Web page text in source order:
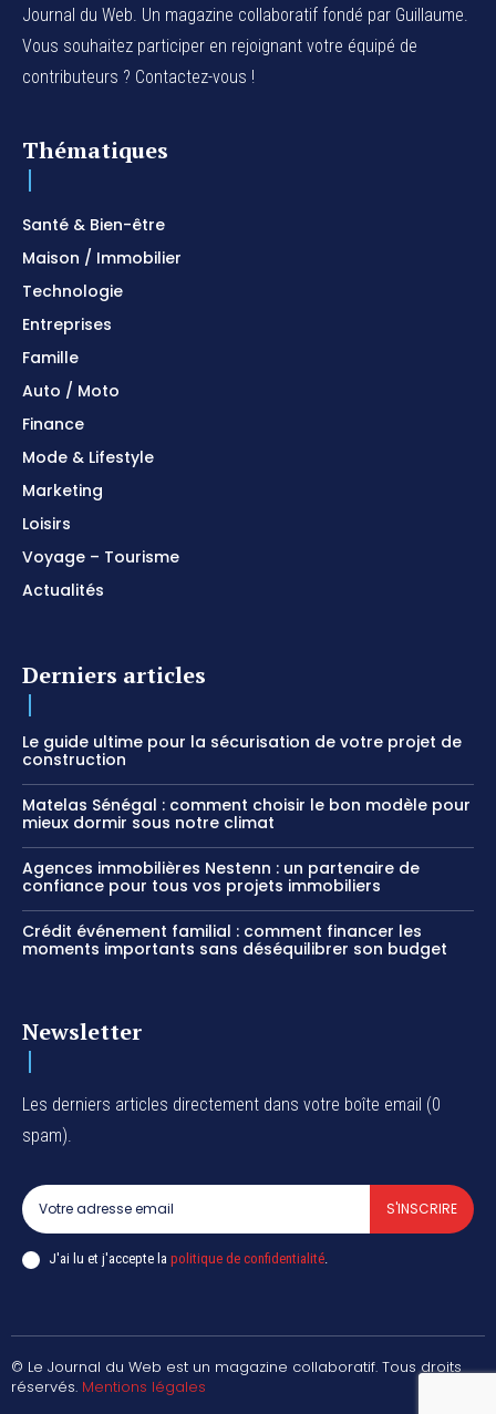
Journal du Web. Un magazine collaboratif fondé par Guillaume.
Vous souhaitez participer en rejoignant votre équipé de
contributeurs ? Contactez-vous !
Thématiques
Santé & Bien-être
Maison / Immobilier
Technologie
Entreprises
Famille
Auto / Moto
Finance
Mode & Lifestyle
Marketing
Loisirs
Voyage – Tourisme
Actualités
Derniers articles
Le guide ultime pour la sécurisation de votre projet de
construction
Matelas Sénégal : comment choisir le bon modèle pour
mieux dormir sous notre climat
Agences immobilières Nestenn : un partenaire de
confiance pour tous vos projets immobiliers
Crédit événement familial : comment financer les
moments importants sans déséquilibrer son budget
Newsletter
Les derniers articles directement dans votre boîte email (0
spam).
S'INSCRIRE
J'ai lu et j'accepte la politique de confidentialité.
© Le Journal du Web est un magazine collaboratif. Tous droits
réservés. Mentions légales